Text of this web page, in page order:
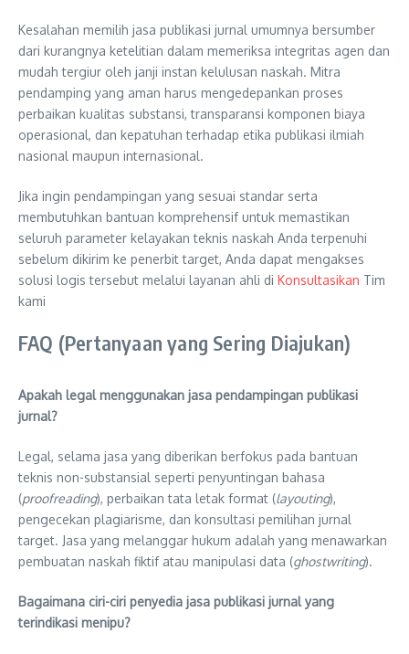
Kesalahan memilih jasa publikasi jurnal umumnya bersumber
dari kurangnya ketelitian dalam memeriksa integritas agen dan
mudah tergiur oleh janji instan kelulusan naskah. Mitra
pendamping yang aman harus mengedepankan proses
perbaikan kualitas substansi, transparansi komponen biaya
operasional, dan kepatuhan terhadap etika publikasi ilmiah
nasional maupun internasional.
Jika ingin pendampingan yang sesuai standar serta
membutuhkan bantuan komprehensif untuk memastikan
seluruh parameter kelayakan teknis naskah Anda terpenuhi
sebelum dikirim ke penerbit target, Anda dapat mengakses
solusi logis tersebut melalui layanan ahli di Konsultasikan Tim
kami
FAQ (Pertanyaan yang Sering Diajukan)
Apakah legal menggunakan jasa pendampingan publikasi
jurnal?
Legal, selama jasa yang diberikan berfokus pada bantuan
teknis non-substansial seperti penyuntingan bahasa
(proofreading), perbaikan tata letak format (layouting),
pengecekan plagiarisme, dan konsultasi pemilihan jurnal
target. Jasa yang melanggar hukum adalah yang menawarkan
pembuatan naskah fiktif atau manipulasi data (ghostwriting).
Bagaimana ciri-ciri penyedia jasa publikasi jurnal yang
terindikasi menipu?